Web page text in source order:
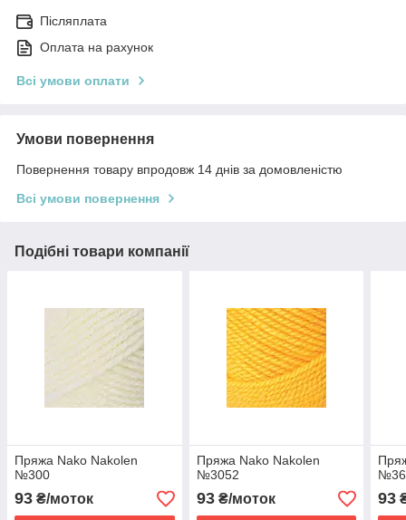
Післяплата
Оплата на рахунок
Всі умови оплати
Умови повернення
Повернення товару впродовж 14 днів за домовленістю
Всі умови повернення
Подібні товари компанії
Пряжа Nako Nakolen
№300
93 ₴/моток
Пряжа Nako Nakolen
№3052
93₴/моток 93